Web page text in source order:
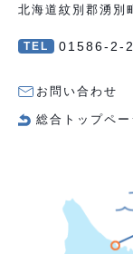
北海道紋別郡湧別
TEL 01586-2-
お問い合わせ
総合トップペー